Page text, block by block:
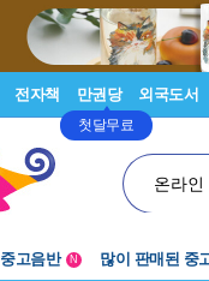
전자책 만권당
첫달무료
외국도서
온라인
중고음반
N 많이 판매된 중